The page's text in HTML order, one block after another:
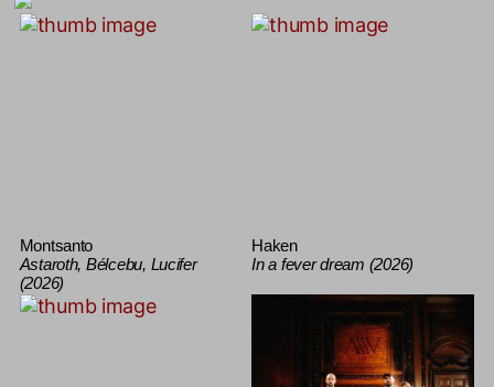
Montsanto
Astaroth, Bélcebu, Lucifer
(2026)
Haken
In a fever dream (2026)